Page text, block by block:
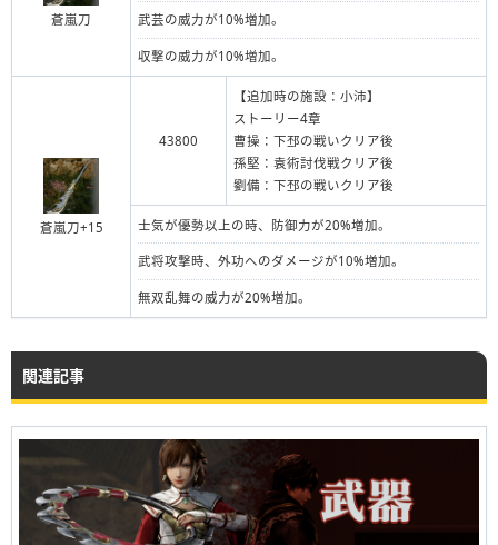
蒼嵐刀 武芸の威力が10%増加。
収撃の威力が10%増加。
蒼嵐刀+15
43800
【追加時の施設：小沛】
ストーリー4章
曹操：下邳の戦いクリア後
孫堅：袁術討伐戦クリア後
劉備：下邳の戦いクリア後
士気が優勢以上の時、防御力が20%増加。
武将攻撃時、外功へのダメージが10%増加。
無双乱舞の威力が20%増加。
関連記事